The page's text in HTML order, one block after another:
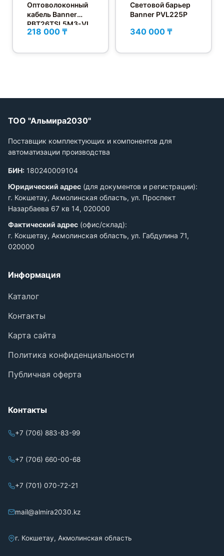
Оптоволоконный
кабель Banner
PBT26TSL5M3-VL
218 000 ₸
Световой барьер
Banner PVL225P
340 000 ₸
ТОО "Альмира2030"
Поставщик комплектующих и компонентов для
автоматизации производства
БИН: 180240009104
Юридический адрес (для документов и регистрации):
г. Кокшетау, Акмолинская область, ул. Проспект
Назарбаева 67 кв 14, 020000
Фактический адрес (офис/склад):
г. Кокшетау, Акмолинская область, ул. Габдулина 71,
020000
Информация
Каталог
Контакты
Карта сайта
Политика конфиденциальности
Публичная оферта
Контакты
+7 (706) 883-83-99
+7 (706) 660-00-68
+7 (701) 070-72-21
mail@almira2030.kz
г. Кокшетау, Акмолинская область